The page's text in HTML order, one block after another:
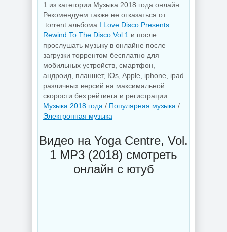
1 из категории Музыка 2018 года онлайн.
Рекомендуем также не отказаться от
.torrent альбома I Love Disco Presents:
Rewind To The Disco Vol.1 и после
прослушать музыку в онлайне после
загрузки торрентом бесплатно для
мобильных устройств, смартфон,
андроид, планшет, IOs, Apple, iphone, ipad
различных версий на максимальной
скорости без рейтинга и регистрации.
Музыка 2018 года / Популярная музыка /
Электронная музыка
Видео на Yoga Centre, Vol.
1 MP3 (2018) смотреть
онлайн с ютуб